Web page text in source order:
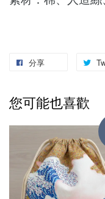
分享
您可能也喜歡